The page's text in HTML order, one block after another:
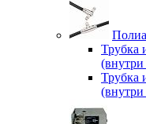
Трубка
Трубка